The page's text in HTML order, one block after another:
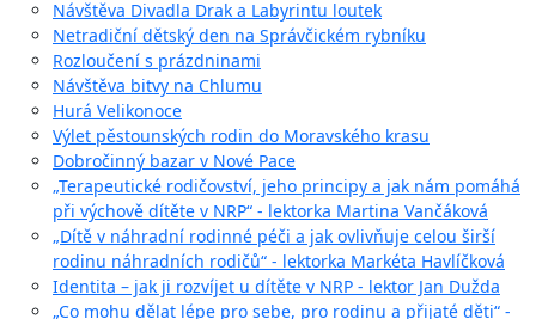
Návštěva Divadla Drak a Labyrintu loutek
Netradiční dětský den na Správčickém rybníku
Rozloučení s prázdninami
Návštěva bitvy na Chlumu
Hurá Velikonoce
Výlet pěstounských rodin do Moravského krasu
Dobročinný bazar v Nové Pace
„Terapeutické rodičovství, jeho principy a jak nám pomáhá
při výchově dítěte v NRP“ - lektorka Martina Vančáková
„Dítě v náhradní rodinné péči a jak ovlivňuje celou širší
rodinu náhradních rodičů“ - lektorka Markéta Havlíčková
Identita – jak ji rozvíjet u dítěte v NRP - lektor Jan Dužda
„Co mohu dělat lépe pro sebe, pro rodinu a přijaté děti“ -